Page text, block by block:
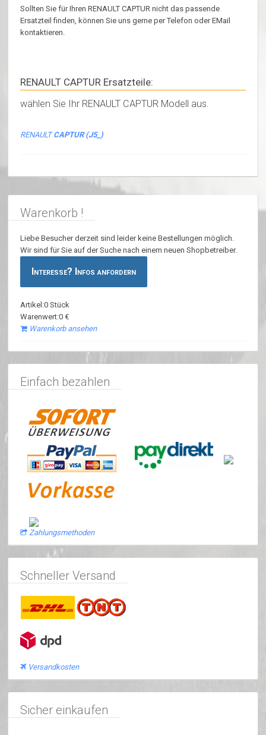
Sollten Sie für Ihren RENAULT CAPTUR nicht das passende
Ersatzteil finden, können Sie uns gerne per Telefon oder EMail
kontaktieren.
RENAULT CAPTUR Ersatzteile:
wählen Sie Ihr RENAULT CAPTUR Modell aus.
RENAULTCAPTUR (J5_)
Warenkorb !
Liebe Besucher derzeit sind leider keine Bestellungen möglich.
Wir sind für Sie auf der Suche nach einem neuen Shopbetreiber.
Interesse? Infos anfordern
Artikel:0 Stück
Warenwert:0 €
Warenkorb ansehen
Einfach bezahlen
Zahlungsmethoden
Schneller Versand
Versandkosten
Sicher einkaufen